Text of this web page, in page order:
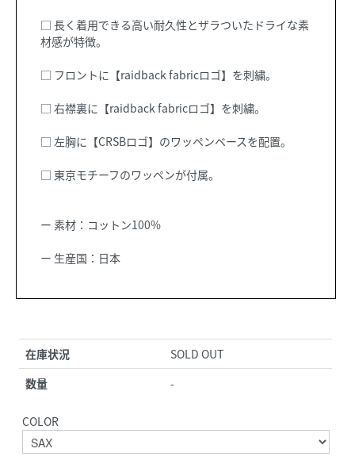
□ 長く着用できる高い耐久性とザラついたドライな素
材感が特徴。
□ フロントに【raidback fabricロゴ】を刺繍。
□ 右襟裏に【raidback fabricロゴ】を刺繍。
□ 左胸に【CRSBロゴ】のワッペンベースを配置。
□ 東京モチーフのワッペンが付属。
ー 素材：コットン100%
ー 生産国：日本
在庫状況
SOLD OUT
数量
-
COLOR